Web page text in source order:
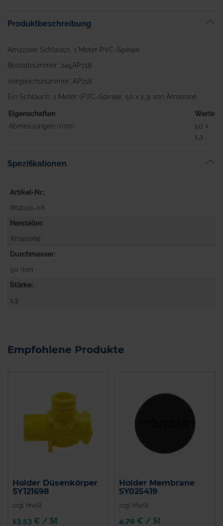
Produktbeschreibung
Amazone Schlauch, 1 Meter PVC-Spirale
Bestellnummer: 245AP218
Vergleichsnummer: AP218
Ein Schlauch, 1 Meter (PVC-Spirale, 50 x 1,3) von Amazone.
Eigenschaften
Werte
Abmessungen (mm)
50 x
1,3
Spezifikationen
Artikel-Nr.
862001-08
Hersteller
Amazone
Durchmesser
50 mm
Stärke
1,3
Empfohlene Produkte
Holder Düsenkörper
SY121698
zzgl. MwSt.
13,53 € / St
Holder Membrane
SY025419
zzgl. MwSt.
4,70 € / St